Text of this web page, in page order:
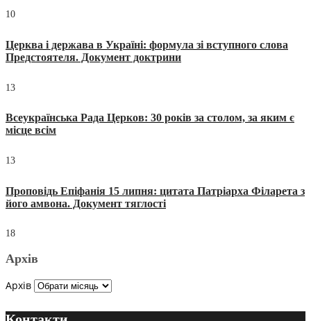
10
Церква і держава в Україні: формула зі вступного слова
Предстоятеля. Документ доктрини
13
Всеукраїнська Рада Церков: 30 років за столом, за яким є
місце всім
13
Проповідь Епіфанія 15 липня: цитата Патріарха Філарета з
його амвона. Документ тяглості
18
Архів
Архів